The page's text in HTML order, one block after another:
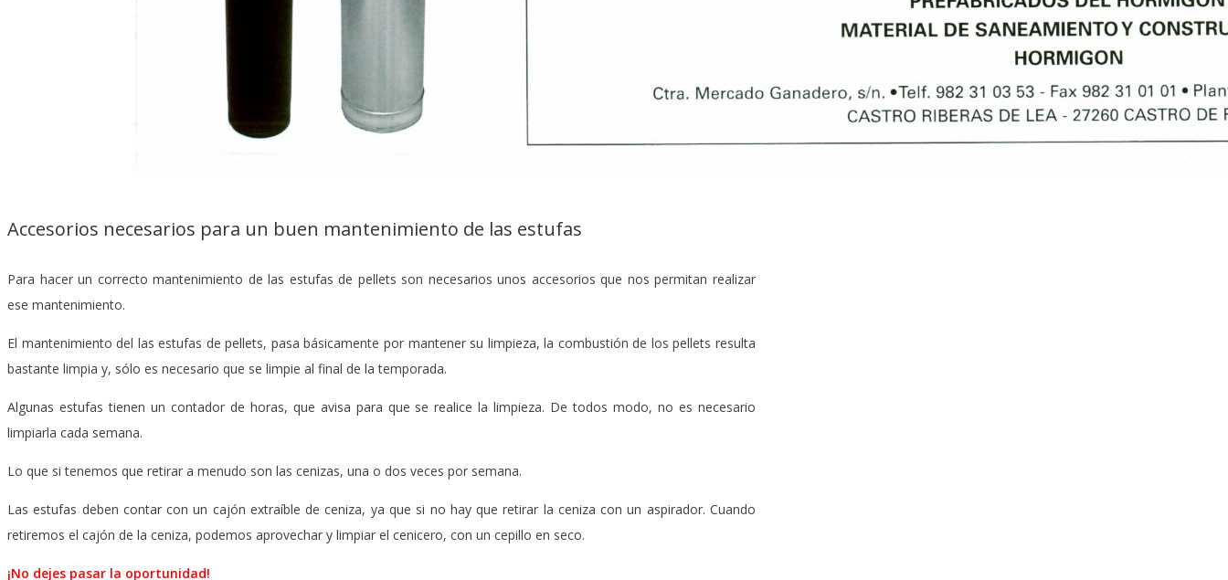
Accesorios necesarios para un buen mantenimiento de las estufas
Para hacer un correcto mantenimiento de las estufas de pellets son necesarios unos accesorios que nos permitan realizar
ese mantenimiento.
El mantenimiento del las estufas de pellets, pasa básicamente por mantener su limpieza, la combustión de los pellets resulta
bastante limpia y, sólo es necesario que se limpie al final de la temporada.
Algunas estufas tienen un contador de horas, que avisa para que se realice la limpieza. De todos modo, no es necesario
limpiarla cada semana.
Lo que si tenemos que retirar a menudo son las cenizas, una o dos veces por semana.
Las estufas deben contar con un cajón extraíble de ceniza, ya que si no hay que retirar la ceniza con un aspirador. Cuando
retiremos el cajón de la ceniza, podemos aprovechar y limpiar el cenicero, con un cepillo en seco.
¡No dejes pasar la oportunidad!